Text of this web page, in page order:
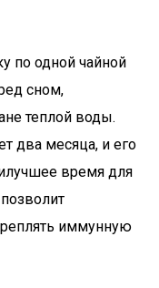
по одной чайной
сном,
теплой воды.
два месяца, и его
время для
иммунную